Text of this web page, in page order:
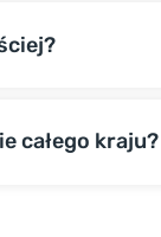
całego kraju?